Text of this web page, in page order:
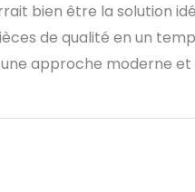
bien être la solution
de qualité en un
approche moderne